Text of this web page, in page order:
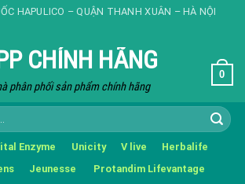
HAPULICO – QUẬN THANH XUÂN – HÀ NỘI
CHÍNH HÃNG
phân phối sản phẩm chính hãng
0
Enzyme Unicity V live
Herbalife
Jeunesse
Protandim Lifevantage